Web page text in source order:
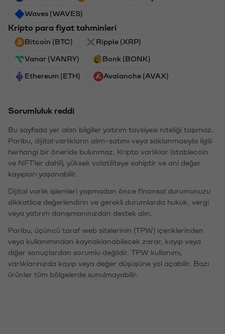
Waves (WAVES)
Kripto para fiyat tahminleri
Bitcoin (BTC) Ripple (XRP)
Vanar (VANRY) Bonk (BONK)
Ethereum (ETH) Avalanche (AVAX)
Sorumluluk reddi
Bu sayfada yer alan bilgiler yatırım tavsiyesi niteliği taşımaz.
Paribu, dijital varlıkların alım-satımı veya saklanmasıyla ilgili
herhangi bir öneride bulunmaz. Kripto varlıklar (stablecoin
ve NFT'ler dahil), yüksek volatiliteye sahiptir ve ani değer
kayıpları yaşanabilir.
Dijital varlık işlemleri yapmadan önce finansal durumunuzu
dikkatlice değerlendirin ve gerekli durumlarda hukuk, vergi
veya yatırım danışmanınızdan destek alın.
Paribu, üçüncü taraf web sitelerinin (TPW) içeriklerinden
veya kullanımından kaynaklanabilecek zarar, kayıp veya
diğer sonuçlardan sorumlu değildir. TPW kullanımı,
varlıklarınızda kayıp veya değer düşüşüne yol açabilir. Bazı
ürünler tüm bölgelerde sunulmayabilir.